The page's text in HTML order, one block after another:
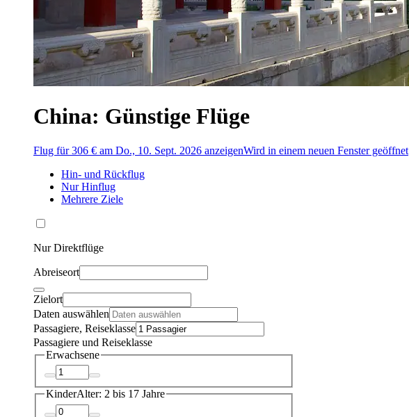
China: Günstige Flüge
Flug für 306 € am Do., 10. Sept. 2026 anzeigenWird in einem neuen Fenster geöffnet
Hin- und Rückflug
Nur Hinflug
Mehrere Ziele
Nur Direktflüge
Abreiseort
Zielort
Daten auswählen
Passagiere, Reiseklasse
Passagiere und Reiseklasse
Erwachsene
KinderAlter: 2 bis 17 Jahre